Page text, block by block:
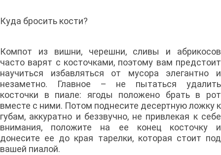
Куда бросить кости?
Компот из вишни, черешни, сливы и абрикосов
часто варят с косточками, поэтому вам предстоит
научиться избавляться от мусора элегантно и
незаметно. Главное – не пытаться удалить
косточки в пиале: ягоды положено брать в рот
вместе с ними. Потом поднесите десертную ложку к
губам, аккуратно и беззвучно, не привлекая к себе
внимания, положите на ее конец косточку и
донесите ее до края тарелки, которая стоит под
вашей пиалой.